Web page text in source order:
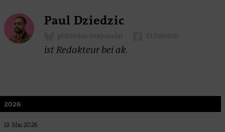
Paul Dziedzic
pldziedzic.bsky.social PLDziedzic
ist Redakteur bei ak.
2026
19. Mai 2026